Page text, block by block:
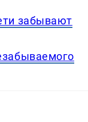
забывают